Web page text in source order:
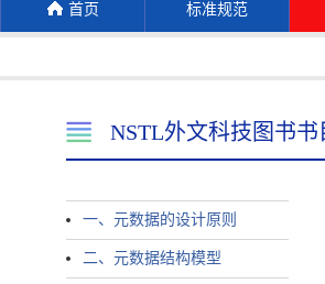
首页 标准规范
NSTL外文科技图书
一、元数据的设计原则
二、元数据结构模型